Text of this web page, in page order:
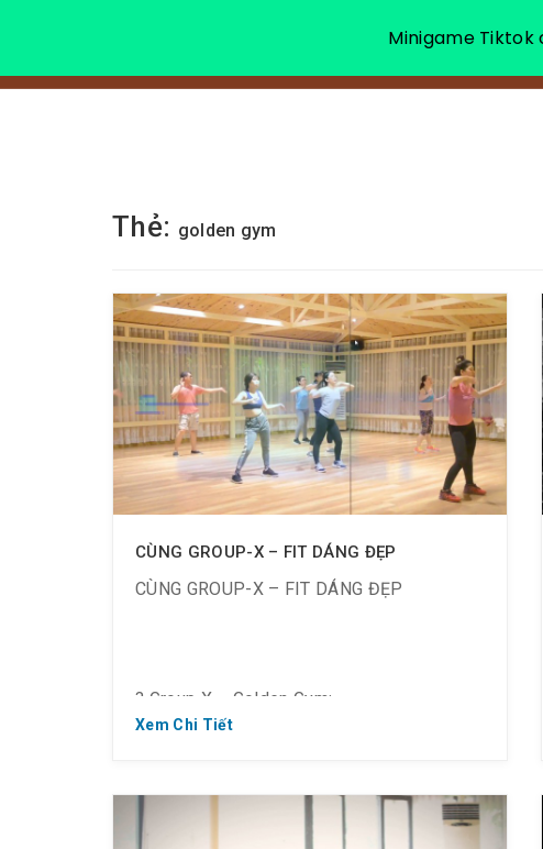
Thẻ: golden gym
CÙNG GROUP-X – FIT DÁNG ĐẸP
CÙNG GROUP-X – FIT DÁNG ĐẸP
? Group X – Golden Gym:
? Cho khả năng đốt cháy 600-800 calo ngay
Xem Chi Tiết
Minigame Tiktok